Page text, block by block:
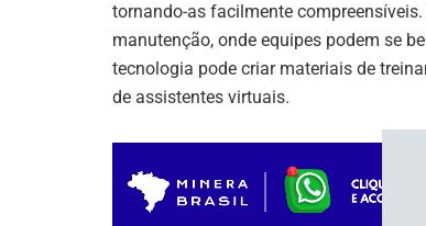
tornando-as facilmente
manutenção, onde equipes podem se
tecnologia pode criar materiais de
de assistentes virtuais.